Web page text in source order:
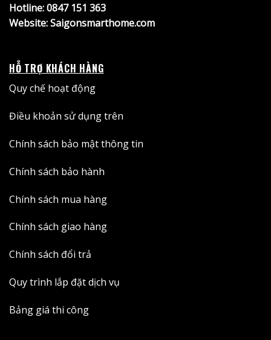
Hotline:0847 151 363
Website:Saigonsmarthome.com
HỖ TRỢ KHÁCH HÀNG
Quy chế hoạt động
Điều khoản sử dụng trên
Chính sách bảo mật thông tin
Chính sách bảo hành
Chính sách mua hàng
Chính sách giao hàng
Chính sách đổi trả
Quy trình lắp đặt dịch vụ
Bảng giá thi công